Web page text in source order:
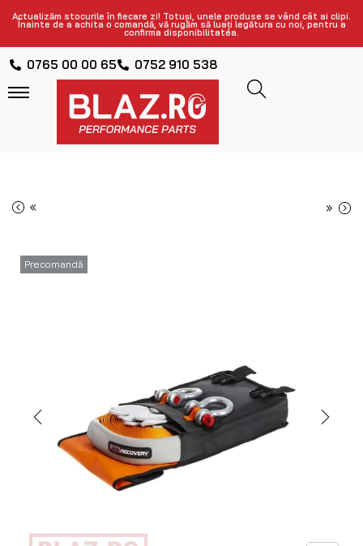
Actualizăm stocurile în fiecare zi! Totuși, unele produse se vând cât ai clipi.
Înainte de a achita o comandă, vă rugăm să luați legătura cu noi, pentru a
confirma disponibilitatea.
0765 00 00 65 0752 910 538
« »
Precomandă